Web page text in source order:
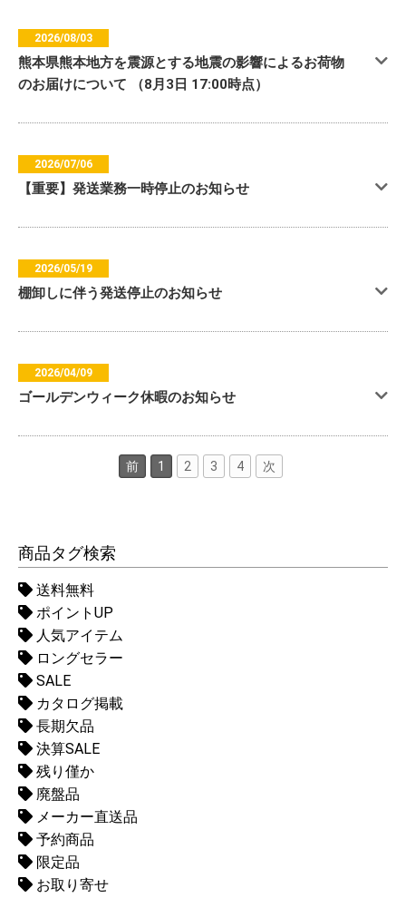
2026/08/03
熊本県熊本地方を震源とする地震の影響によるお荷物
のお届けについて （8月3日 17:00時点）
2026/07/06
【重要】発送業務一時停止のお知らせ
2026/05/19
棚卸しに伴う発送停止のお知らせ
2026/04/09
ゴールデンウィーク休暇のお知らせ
前 1 2 3 4 次
商品タグ検索
送料無料
ポイントUP
人気アイテム
ロングセラー
SALE
カタログ掲載
長期欠品
決算SALE
残り僅か
廃盤品
メーカー直送品
予約商品
限定品
お取り寄せ